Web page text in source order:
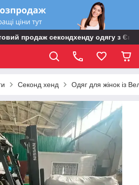
продаж секондхенду одягу з
Секонд хенд Одяг для жінок із